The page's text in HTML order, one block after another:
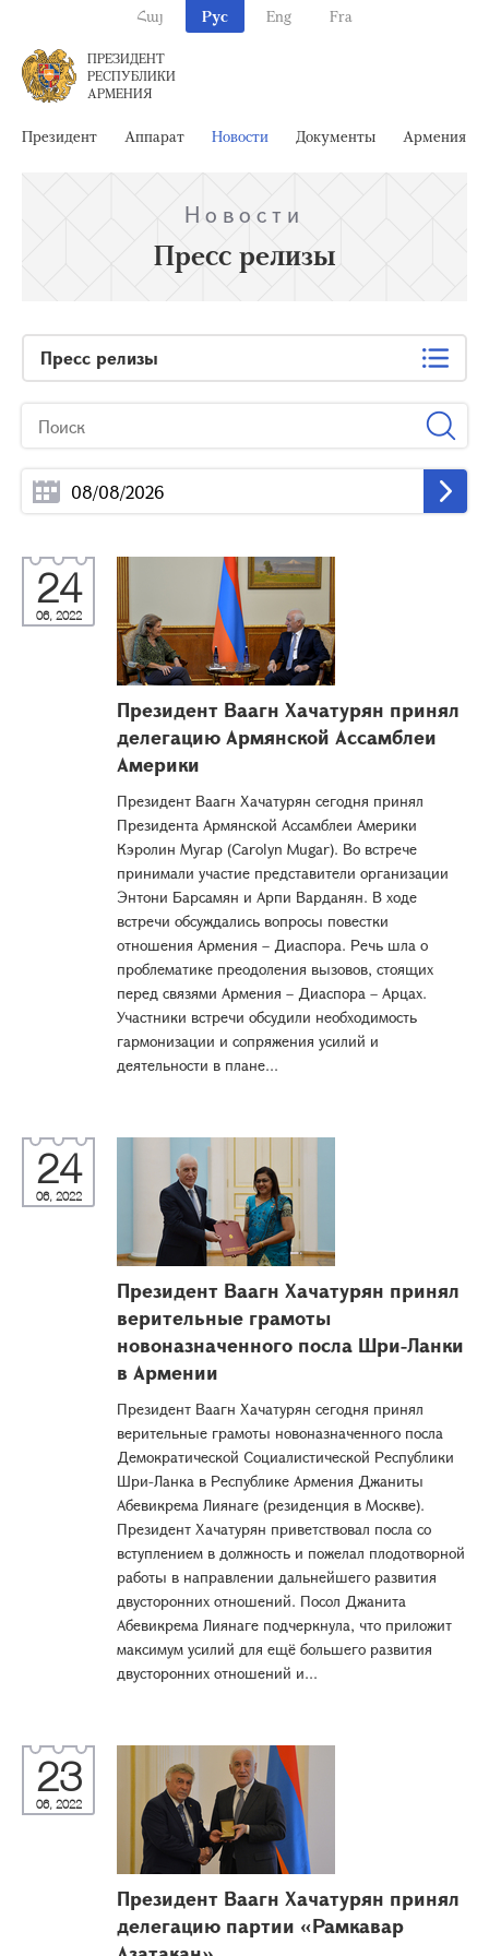
Հայ Рус Eng Fra
ПРЕЗИДЕНТ
РЕСПУБЛИКИ
АРМЕНИЯ
Президент Аппарат Новости Документы Армения
Новости
Пресс релизы
Пресс релизы
24
06, 2022
Президент Ваагн Хачатурян принял
делегацию Армянской Ассамблеи
Америки
Президент Ваагн Хачатурян сегодня принял
Президента Армянской Ассамблеи Америки
Кэролин Мугар (Carolyn Mugar). Во встрече
принимали участие представители организации
Энтони Барсамян и Арпи Варданян. В ходе
встречи обсуждались вопросы повестки
отношения Армения – Диаспора. Речь шла о
проблематике преодоления вызовов, стоящих
перед связями Армения – Диаспора – Арцах.
Участники встречи обсудили необходимость
гармонизации и сопряжения усилий и
деятельности в плане...
24
06, 2022
Президент Ваагн Хачатурян принял
верительные грамоты
новоназначенного посла Шри-Ланки
в Армении
Президент Ваагн Хачатурян сегодня принял
верительные грамоты новоназначенного посла
Демократической Социалистической Республики
Шри-Ланка в Республике Армения Джаниты
Абевикрема Лиянаге (резиденция в Москве).
Президент Хачатурян приветствовал посла со
вступлением в должность и пожелал плодотворной
работы в направлении дальнейшего развития
двусторонних отношений. Посол Джанита
Абевикрема Лиянаге подчеркнула, что приложит
максимум усилий для ещё большего развития
двусторонних отношений и...
23
06, 2022
Президент Ваагн Хачатурян принял
делегацию партии «Рамкавар